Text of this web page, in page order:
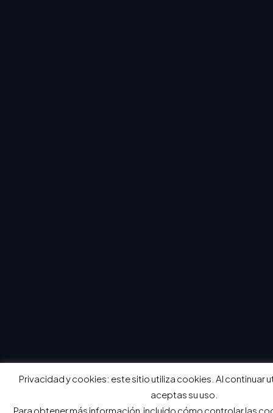
Privacidad y cookies: este sitio utiliza cookies. Al continuar
aceptas su uso.
Para obtener más información, incluido cómo controlar las